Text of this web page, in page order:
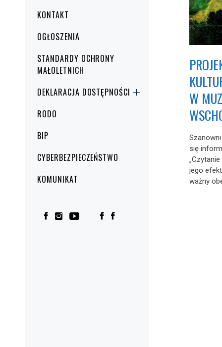
KONTAKT
OGŁOSZENIA
STANDARDY OCHRONY
MAŁOLETNICH
DEKLARACJA DOSTĘPNOŚCI
RODO
BIP
CYBERBEZPIECZEŃSTWO
KOMUNIKAT
W
się
jego
ważny